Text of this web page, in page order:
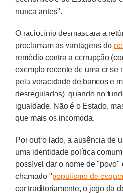
nunca antes".
O raciocínio desmascara a
proclamam as vantagens do
remédio contra a corrupção
exemplo recente de uma crise
pela voracidade de bancos e
desregulados), quando no
igualdade. Não é o Estado,
que mais os incomoda.
Por outro lado, a ausência de
uma identidade política
possível dar o nome de "povo"
chamado "populismo de
contraditoriamente, o jogo da